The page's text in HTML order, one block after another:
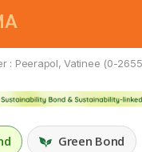
: Peerapol, Vatinee (0-
Green Bond